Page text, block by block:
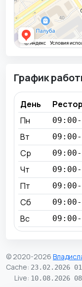
График
День
Пн
Вт
Ср
Чт
Пт
Сб
Вс
© 2020-2026
Cache: 23.02.2026
Live: 10.08.2026